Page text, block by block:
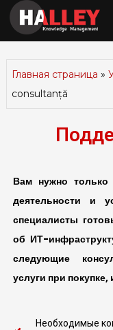
Главная страница »
consultanță
Вам нужно только
деятельности и
специалисты
об ИТ-
следующие
услуги при
Необходимые